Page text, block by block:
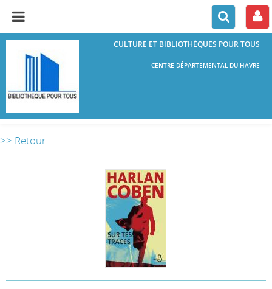
CULTURE ET BIBLIOTHÈQUES POUR TOUS
CENTRE DÉPARTEMENTAL DU HAVRE
>> Retour